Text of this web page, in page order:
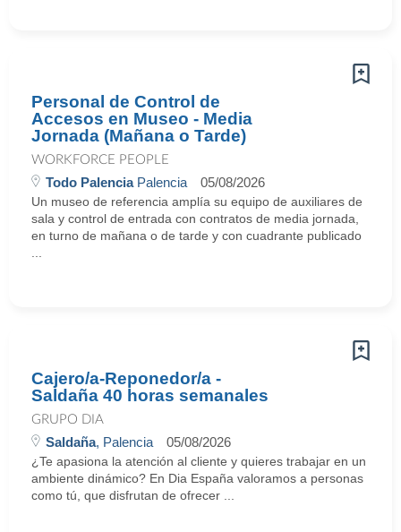
Personal de Control de
Accesos en Museo - Media
Jornada (Mañana o Tarde)
WORKFORCE PEOPLE
Todo PalenciaPalencia 05/08/2026
Un museo de referencia amplía su equipo de auxiliares de
sala y control de entrada con contratos de media jornada,
en turno de mañana o de tarde y con cuadrante publicado
Cajero/a-Reponedor/a -
Saldaña 40 horas semanales
GRUPO DIA
Saldaña, Palencia 05/08/2026
¿Te apasiona la atención al cliente y quieres trabajar en un
ambiente dinámico? En Dia España valoramos a personas
como tú, que disfrutan de ofrecer ...